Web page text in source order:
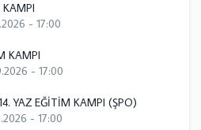
KAMPI
- 17:00
KAMPI
- 17:00
YAZ EĞİTİM KAMPI (ŞPO)
- 17:00